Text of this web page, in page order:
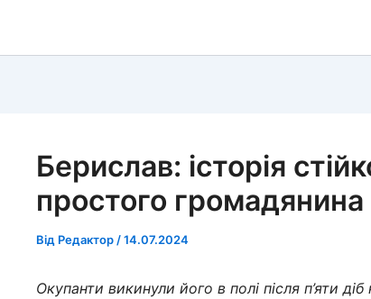
Берислав: історія
простого громадянина
Від Редактор /14.07.2024
Окупанти викинули його в полі після п’яти